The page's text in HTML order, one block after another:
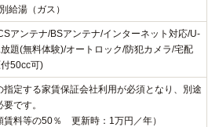
給湯（ガス）
アンテナ/BSアンテナ/インターネット対応/U-
題(無料体験)/オートロック/防犯カメラ/宅配
50cc可)
指定する家賃保証会社利用が必須となり、別途
です。
賃料等の50％ 更新時：1万円／年）